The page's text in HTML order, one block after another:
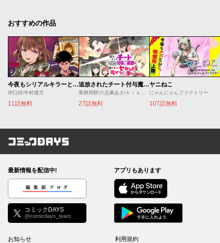
おすすめの作品
今夜もシリアルキラーと待ち合わせ
伊口紺/中村優児
11話無料
追放されたチート付与魔術師は気ままなセカンドライフを謳歌する。 ～俺は武器だけじゃなく、あらゆるものに『強化ポイント』を付与できるし、俺の意思でいつでも効果を解除できるけど、残った人たち大丈夫？～
27話無料
ヤニねこ
にゃんにゃんファクトリー
107話無料
コミックDAYS
最新情報を配信中!
編集部ブログ
コミックDAYS
@comicdays_team
アプリもあります
お知らせ 利用規約